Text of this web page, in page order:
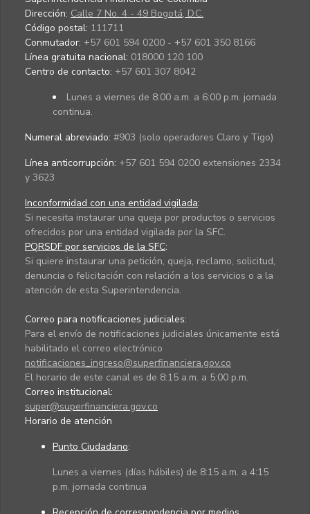
Dirección: Calle 7 No. 4 - 49 Bogotá, D.C.
Código postal: 111711
Conmutador: +57 601 594 0200 - +57 601 350 8166
Línea gratuita nacional: 018000 120 100
Centro de contacto: +57 601 307 8042
Lunes a viernes de 8:00 a.m. a 6:00 p.m. jornada
continua.
Numeral abreviado: #903 (solo operadores Claro y Tigo)
Línea anticorrupción: +57 601 594 0200 extensiones 2334
y 3623
Inconformidad con una entidad vigilada:
Si necesita instaurar una queja por productos o servicios
ofrecidos por una entidad vigilada por la SFC.
PQRSDF por servicios de la SFC:
Si quiere instaurar una petición, queja, reclamo, solicitud,
denuncia o felicitación con relación a los servicios o a la
atención de esta Superintendencia.
Correo para notificaciones judiciales:
Para el envío de notificaciones judiciales únicamente está
habilitado el correo electrónico
notificaciones_ingreso@superfinanciera.gov.co
El horario de este canal es de 8:15 a.m. a 5:00 p.m.
Correo institucional:
super@superfinanciera.gov.co
Horario de atención
Punto Ciudadano:
Lunes a viernes (días hábiles) de 8:15 a.m. a 4:15
p.m. jornada continua